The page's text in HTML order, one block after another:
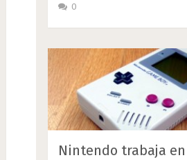
0
Nintendo trabaja